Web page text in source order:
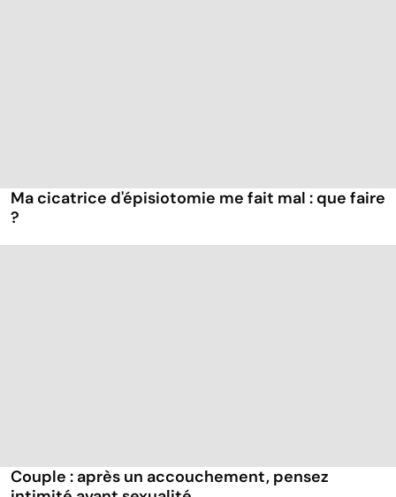
Ma cicatrice d'épisiotomie me fait mal : que faire
?
Couple : après un accouchement, pensez